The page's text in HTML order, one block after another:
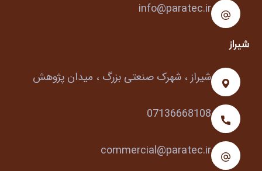
info@paratec.ir
شیراز
شیراز ، شهرک صنعتی بزرگ ، میدان پژوهش
07136668108
commercial@paratec.ir